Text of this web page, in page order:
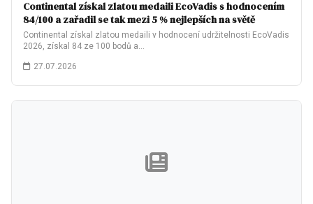
Continental získal zlatou medaili EcoVadis s hodnocením
84/100 a zařadil se tak mezi 5 % nejlepších na světě
Continental získal zlatou medaili v hodnocení udržitelnosti EcoVadis
2026, získal 84 ze 100 bodů a…
27.07.2026